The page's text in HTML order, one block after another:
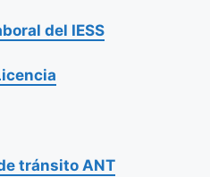
del IESS
tránsito ANT